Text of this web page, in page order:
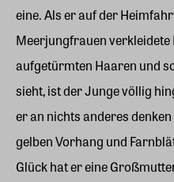
eine. Als er auf der
Meerjungfrauen
aufgetürmten Haaren und
sieht, ist der Junge völlig
er an nichts anderes
gelben Vorhang und
Glück hat er eine